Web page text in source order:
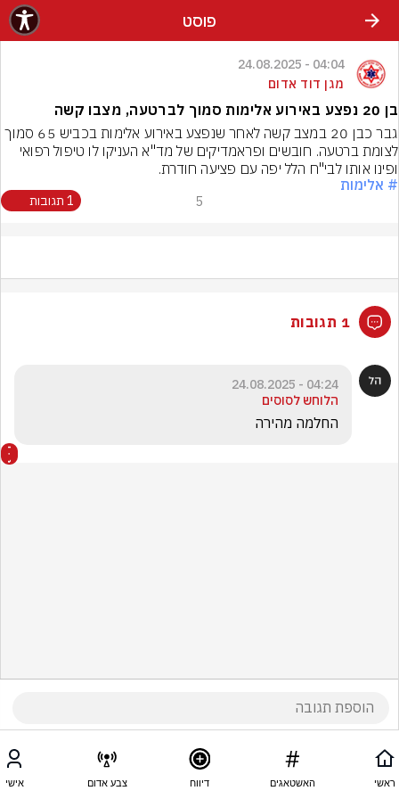
פוסט
04:04 - 24.08.2025
מגן דוד אדום
בן 20 נפצע באירוע אלימות סמוך לברטעה, מצבו קשה
גבר כבן 20 במצב קשה לאחר שנפצע באירוע אלימות בכביש 65 סמוך
ופינו אותו לבי"ח הלל יפה עם פציעה חודרת.
# אלימות
5 1 תגובות
1 תגובות
04:24 - 24.08.2025
הלוחש לסוסים
החלמה מהירה
ראשי האשטאגים דיווח צבע אדום אישי